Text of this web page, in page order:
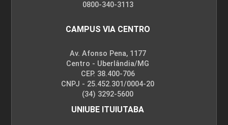
0800-340-3113
CAMPUS VIA CENTRO
Av. Afonso Pena, 1177
Centro - Uberlândia/MG
CEP. 38.400-706
CNPJ - 25.452.301/0004-20
(34) 3292-5600
UNIUBE ITUIUTABA